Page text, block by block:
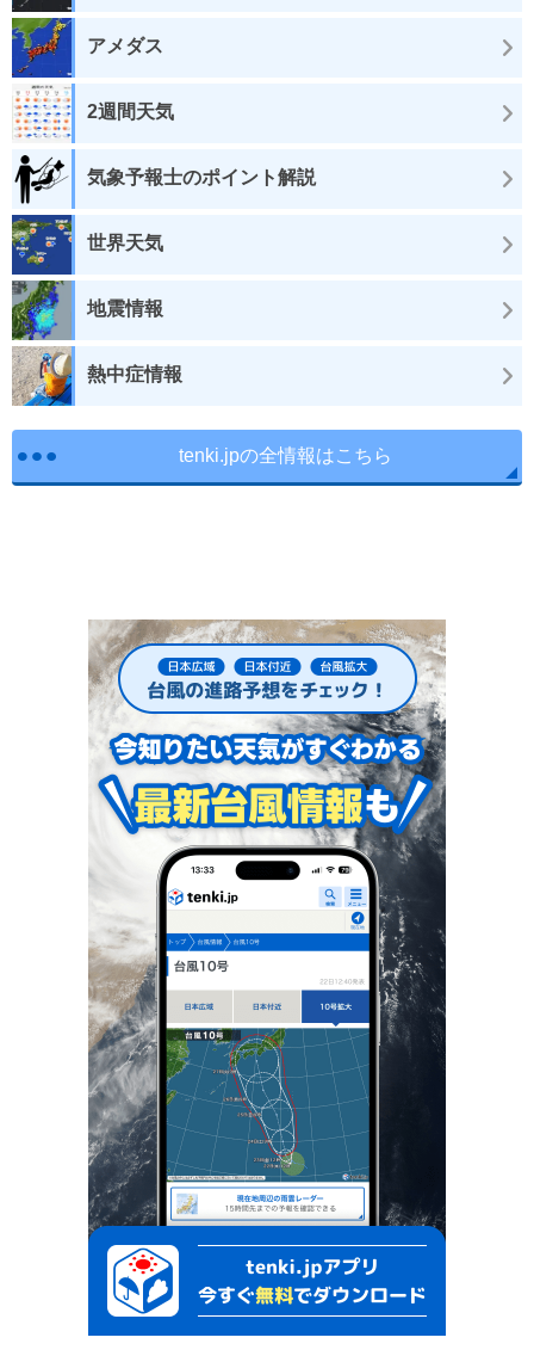
アメダス
2週間天気
気象予報士のポイント解説
世界天気
地震情報
熱中症情報
tenki.jpの全情報はこちら